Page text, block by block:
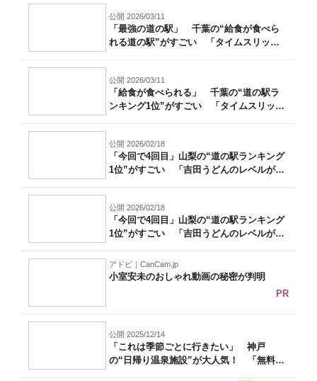
公開 2026/03/11
「最強の道の駅」 千葉の“給食が食べら
れる道の駅”がすごい 「タイムスリップ
公開 2026/03/11
「給食が食べられる」 千葉の“道の駅ラ
ンキング1位”がすごい 「タイムスリップ
公開 2026/02/18
「今回で4回目」山梨の“道の駅ランキング
1位”がすごい 「吉田うどんのレベルが
公開 2026/02/18
「今回で4回目」山梨の“道の駅ランキング
1位”がすごい 「吉田うどんのレベルが
アドビ｜CanCam.jp
小室安未のおしゃれ動画の秘密が判明
PR
公開 2025/12/14
「これは季節ごとに行きたい」 神戸
の“日帰り温泉施設”が大人気！ 「無料送